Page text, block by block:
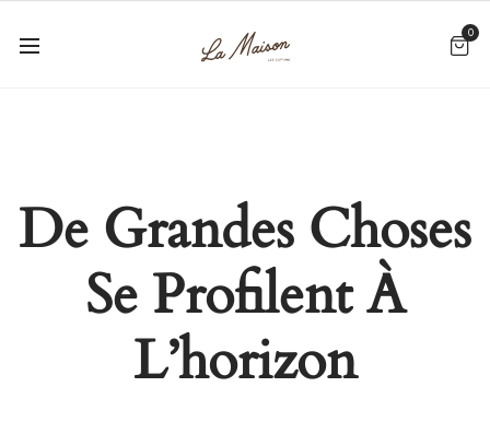
0
De Grandes Choses
Se Profilent À
L’horizon